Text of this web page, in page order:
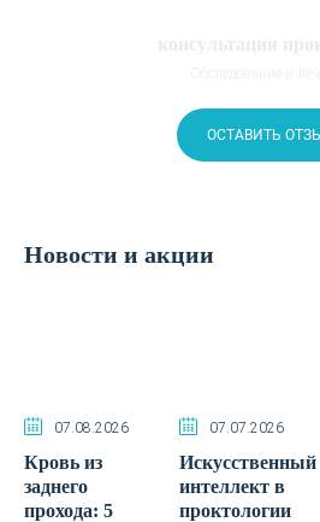
консультация
ОСТАВИТЬ
Новости и акции
07.08.2026
Кровь из
заднего
прохода: 5
07.07.2026
Искусственный
интеллект в
проктологии